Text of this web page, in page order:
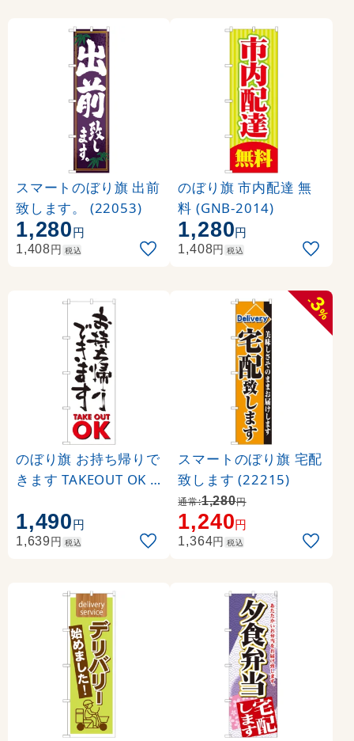
スマートのぼり旗 出前
致します。 (22053)
1,280円
1,408円 税込
のぼり旗 市内配達 無
料 (GNB-2014)
1,280円
1,408円 税込
のぼり旗 お持ち帰りで
きます TAKEOUT OK
8)
1,490円
1,639円 税込
-
3
%
スマートのぼり旗 宅配
致します (22215)
通常:1,280円
1,240円
1,364円 税込